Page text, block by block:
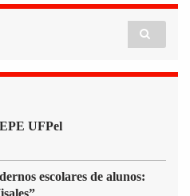
UFPel
escolares de alunos: